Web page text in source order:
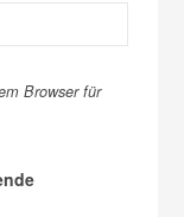
Browser für